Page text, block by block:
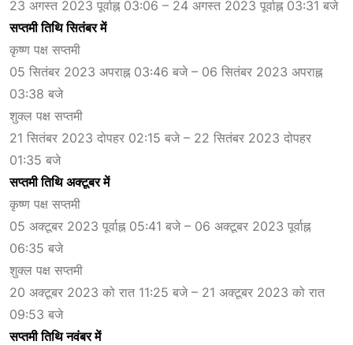
23 अगस्त 2023 पूर्वाह्न 03:06 – 24 अगस्त 2023 पूर्वाह्न 03:31 बजे
सप्तमी तिथि सितंबर में
कृष्ण पक्ष सप्तमी
05 सितंबर 2023 अपराह्न 03:46 बजे – 06 सितंबर 2023 अपराह्न
03:38 बजे
शुक्ल पक्ष सप्तमी
21 सितंबर 2023 दोपहर 02:15 बजे – 22 सितंबर 2023 दोपहर
01:35 बजे
सप्तमी तिथि अक्टूबर में
कृष्ण पक्ष सप्तमी
05 अक्टूबर 2023 पूर्वाह्न 05:41 बजे – 06 अक्टूबर 2023 पूर्वाह्न
06:35 बजे
शुक्ल पक्ष सप्तमी
20 अक्टूबर 2023 को रात 11:25 बजे – 21 अक्टूबर 2023 को रात
09:53 बजे
सप्तमी तिथि नवंबर में